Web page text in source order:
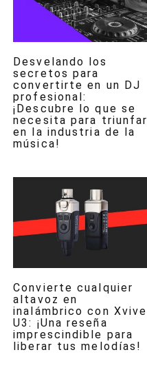
Desvelando los
secretos para
convertirte en un DJ
profesional:
¡Descubre lo que se
necesita para triunfar
en la industria de la
música!
Convierte cualquier
altavoz en
inalámbrico con Xvive
U3: ¡Una reseña
imprescindible para
liberar tus melodías!